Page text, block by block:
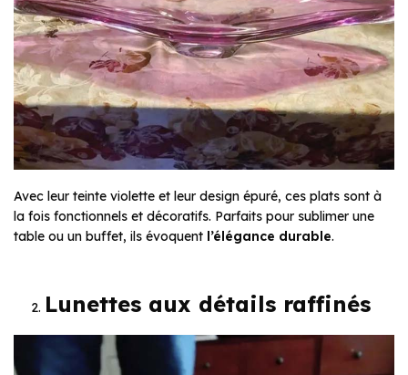
Avec leur teinte violette et leur design épuré, ces plats sont à
la fois fonctionnels et décoratifs. Parfaits pour sublimer une
table ou un buffet, ils évoquent l’élégance durable.
Lunettes aux détails raffinés